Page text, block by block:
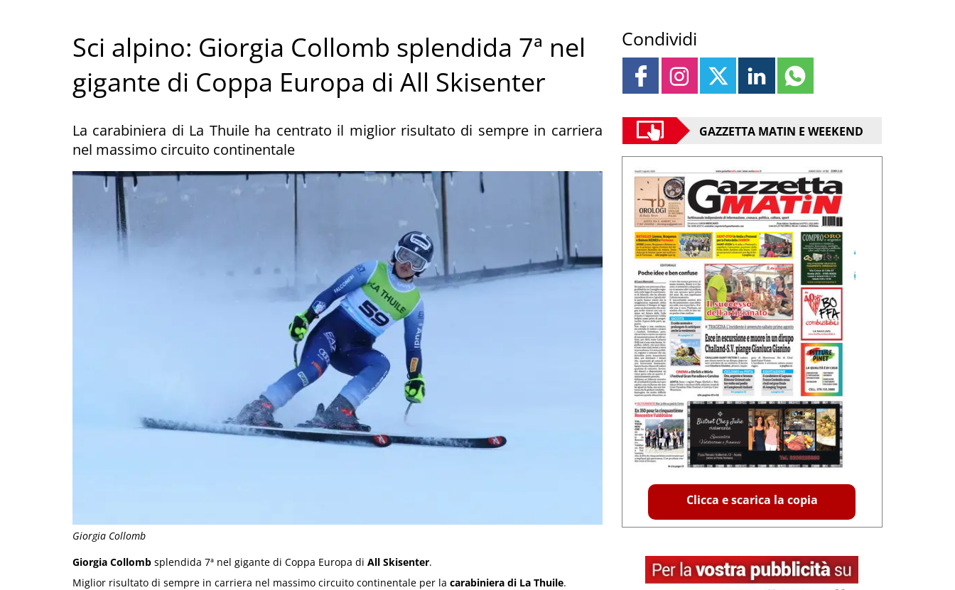
Giorgia Collomb
Sci alpino: Giorgia Collomb splendida 7ª nel
gigante di Coppa Europa di All Skisenter
La carabiniera di La Thuile ha centrato il miglior risultato di sempre in carriera
nel massimo circuito continentale
Giorgia Collomb splendida 7ª nel gigante di Coppa Europa di All Skisenter.
Miglior risultato di sempre in carriera nel massimo circuito continentale per la carabiniera di La Thuile.
Condividi
GAZZETTA MATIN E WEEKEND
Clicca e scarica la copia